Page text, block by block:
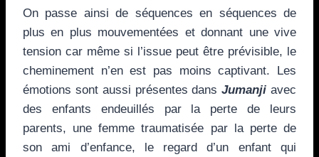
On passe ainsi de séquences en séquences de
plus en plus mouvementées et donnant une vive
tension car même si l’issue peut être prévisible, le
cheminement n’en est pas moins captivant. Les
émotions sont aussi présentes dansJumanji avec
des enfants endeuillés par la perte de leurs
parents, une femme traumatisée par la perte de
son ami d’enfance, le regard d’un enfant qui